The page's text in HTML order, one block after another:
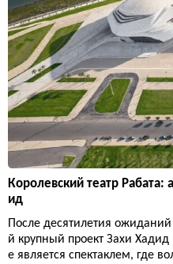
Королевский театр Рабата:
ид
После десятилетия
й крупный проект Захи
е является спектаклем, где